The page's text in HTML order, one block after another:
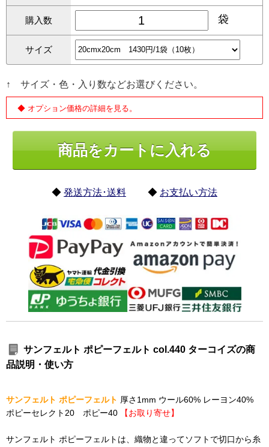
購入数 袋
サイズ
↑ サイズ・色・入り数などお選びください。
◆ オプション価格の詳細を見る。
◆ 発送方法･送料 ◆ お支払い方法
サンフェルト ポピーフェルト col.440 ターコイズの商
品説明・使い方
サンフェルト ポピーフェルト 厚さ1mm ウール60% レーヨン40%
ポピーセレクト20 ポピー40
【お取り寄せ】
サンフェルト ポピーフェルトは、織物と違ってソフトで切口から糸